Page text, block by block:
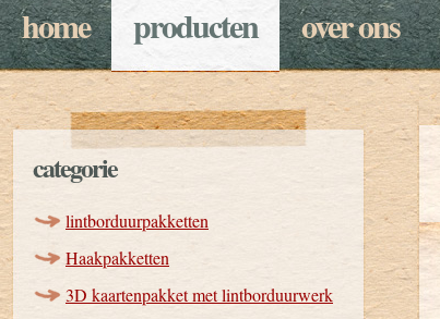
home producten over ons
categorie
lintborduurpakketten
Haakpakketten
3D kaartenpakket met lintborduurwerk